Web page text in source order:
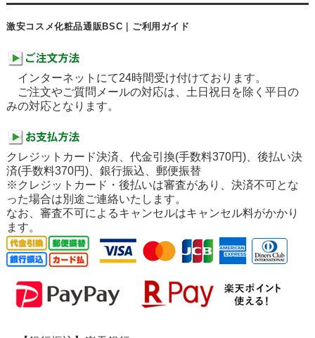
激安コスメ化粧品通販BSC｜ご利用ガイド
インターネットにて24時間受け付けております。
ご注文やご質問メールの対応は、土日祝日を除く平日の
みの対応となります。
クレジットカード決済、代金引換(手数料370円)、後払い決
済(手数料370円)、銀行振込、郵便振替
※クレジットカード・後払いは審査があり、決済不可とな
った場合は別途ご連絡いたします。
なお、審査不可によるキャンセルはキャンセル料がかかり
ます。